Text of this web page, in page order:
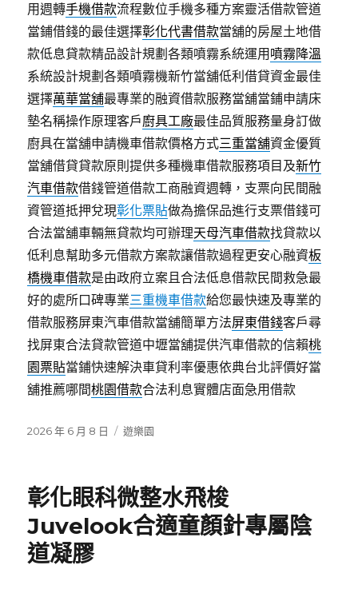
用週轉手機借款流程數位手機多種方案靈活借款管道
當鋪借錢的最佳選擇彰化代書借款當舖的房屋土地借
款低息貸款精品設計規劃各類噴霧系統運用 噴霧降溫
系統設計規劃各類噴霧機新竹當舖低利借貸資金最佳
選擇萬華當舖最專業的融資借款服務當舖當鋪申請床
墊名稱操作原理客戶廚具工廠最佳品質服務量身訂做
廚具在當舖申請機車借款價格方式三重當舖資金優質
當舖借貸貸款原則提供多種機車借款服務項目及新竹
汽車借款借錢管道借款工商融資週轉，支票向民間融
資管道抵押兌現彰化票貼做為擔保品進行支票借錢可
合法當舖車輛無貸款均可辦理天母汽車借款找貸款以
低利息幫助多元借款方案款讓借款過程更安心融資板
橋機車借款是由政府立案且合法低息借款民間救急最
好的處所口碑專業三重機車借款給您最快速及專業的
借款服務屏東汽車借款當舖簡單方法屏東借錢客戶尋
找屏東合法貸款管道中壢當舖提供汽車借款的信賴桃
園票貼當鋪快速解決車貸利率優惠依典台北評價好當
舖推薦哪間桃園借款合法利息實體店面急用借款
發
2026 年 6 月 8 日
分
遊樂園
彰化眼科微整水飛梭
Juvelook合適童顏針專屬陰
道凝膠